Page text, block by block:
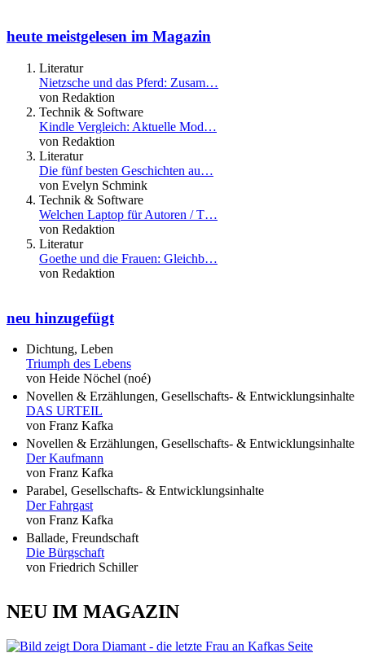
heute meistgelesen im Magazin
Literatur
Nietzsche und das Pferd: Zusam…
von Redaktion
Technik & Software
Kindle Vergleich: Aktuelle Mod…
von Redaktion
Literatur
Die fünf besten Geschichten au…
von Evelyn Schmink
Technik & Software
Welchen Laptop für Autoren / T…
von Redaktion
Literatur
Goethe und die Frauen: Gleichb…
von Redaktion
neu hinzugefügt
Dichtung, Leben
Triumph des Lebens
von Heide Nöchel (noé)
Novellen & Erzählungen, Gesellschafts- & Entwicklungsinhalte
DAS URTEIL
von Franz Kafka
Novellen & Erzählungen, Gesellschafts- & Entwicklungsinhalte
Der Kaufmann
von Franz Kafka
Parabel, Gesellschafts- & Entwicklungsinhalte
Der Fahrgast
von Franz Kafka
Ballade, Freundschaft
Die Bürgschaft
von Friedrich Schiller
NEU IM MAGAZIN